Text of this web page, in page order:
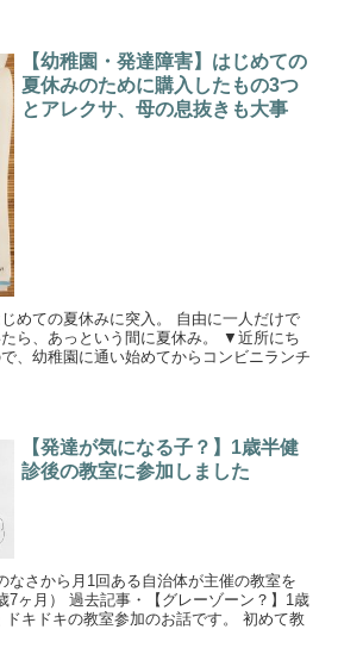
【幼稚園・発達障害】はじめての
夏休みのために購入したもの3つ
とアレクサ、母の息抜きも大事
めての夏休みに突入。 自由に一人だけで
ら、あっという間に夏休み。 ▼近所にち
、幼稚園に通い始めてからコンビニランチ
【発達が気になる子？】1歳半健
診後の教室に参加しました
なさから月1回ある自治体が主催の教室を
7ヶ月） 過去記事・【グレーゾーン？】1歳
キドキの教室参加のお話です。 初めて教